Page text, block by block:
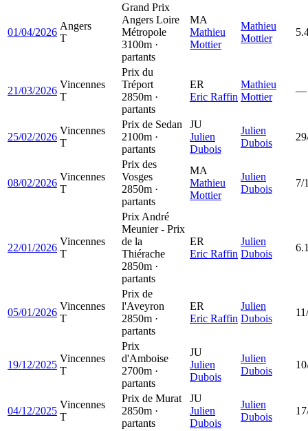
01/04/2026
Angers
T
Grand Prix
Angers Loire
Métropole
3100m ·
partants
MA
Mathieu
Mottier
Mathieu
Mottier
21/03/2026
Vincennes
T
Prix du
Tréport
2850m ·
partants
ER
Eric Raffin
Mathieu
Mottier
—
25/02/2026
Vincennes
T
Prix de Sedan
2100m ·
partants
JU
Julien
Dubois
Julien
Dubois
08/02/2026
Vincennes
T
Prix des
Vosges
2850m ·
partants
MA
Mathieu
Mottier
Julien
Dubois
7/
22/01/2026
Vincennes
T
Prix André
Meunier - Prix
de la
Thiérache
2850m ·
partants
ER
Eric Raffin
Julien
Dubois
05/01/2026
Vincennes
T
Prix de
l'Aveyron
2850m ·
partants
ER
Eric Raffin
Julien
Dubois
19/12/2025
Vincennes
T
Prix
d'Amboise
2700m ·
partants
JU
Julien
Dubois
Julien
Dubois
04/12/2025
Vincennes
T
Prix de Murat
2850m ·
partants
JU
Julien
Dubois
Julien
Dubois